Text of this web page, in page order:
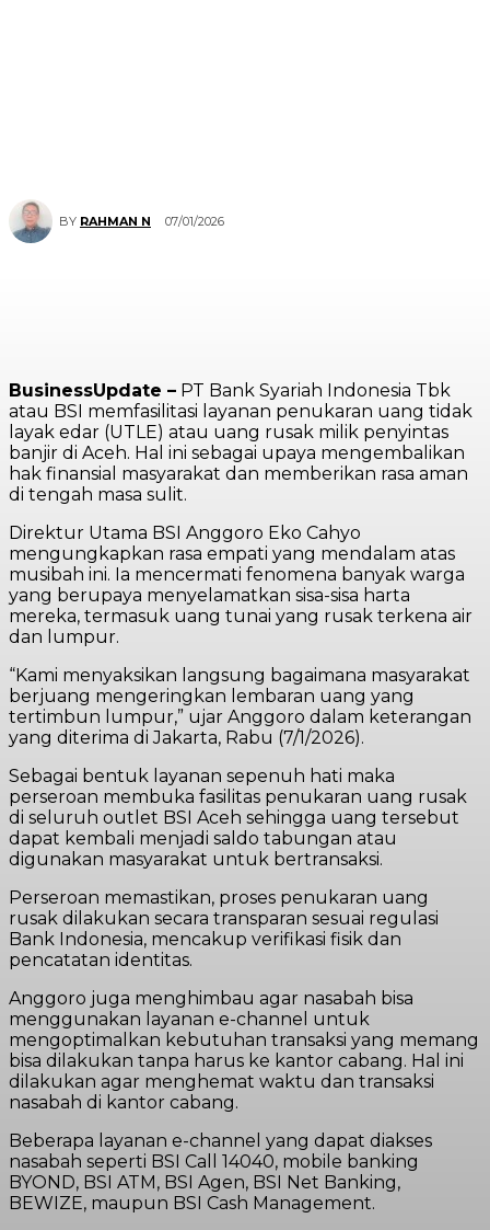
BY RAHMAN N 07/01/2026
BusinessUpdate – PT Bank Syariah Indonesia Tbk
atau BSI memfasilitasi layanan penukaran uang tidak
layak edar (UTLE) atau uang rusak milik penyintas
banjir di Aceh. Hal ini sebagai upaya mengembalikan
hak finansial masyarakat dan memberikan rasa aman
di tengah masa sulit.
​Direktur Utama BSI Anggoro Eko Cahyo
mengungkapkan rasa empati yang mendalam atas
musibah ini. Ia mencermati fenomena banyak warga
yang berupaya menyelamatkan sisa-sisa harta
mereka, termasuk uang tunai yang rusak terkena air
dan lumpur.
​“Kami menyaksikan langsung bagaimana masyarakat
berjuang mengeringkan lembaran uang yang
tertimbun lumpur,” ujar Anggoro dalam keterangan
yang diterima di Jakarta, Rabu (7/1/2026).
Sebagai bentuk layanan sepenuh hati maka
perseroan membuka fasilitas penukaran uang rusak
di seluruh outlet BSI Aceh sehingga uang tersebut
dapat kembali menjadi saldo tabungan atau
digunakan masyarakat untuk bertransaksi.
​Perseroan memastikan, proses penukaran uang
rusak dilakukan secara transparan sesuai regulasi
Bank Indonesia, mencakup verifikasi fisik dan
pencatatan identitas.
​Anggoro juga menghimbau agar nasabah bisa
menggunakan layanan e-channel untuk
mengoptimalkan kebutuhan transaksi yang memang
bisa dilakukan tanpa harus ke kantor cabang. Hal ini
dilakukan agar menghemat waktu dan transaksi
nasabah di kantor cabang.
Beberapa layanan e-channel yang dapat diakses
nasabah seperti BSI Call 14040, mobile banking
BYOND, BSI ATM, BSI Agen, BSI Net Banking,
BEWIZE, maupun BSI Cash Management.